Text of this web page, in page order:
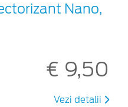
Nano,
€ 9,50
Vezi detalii